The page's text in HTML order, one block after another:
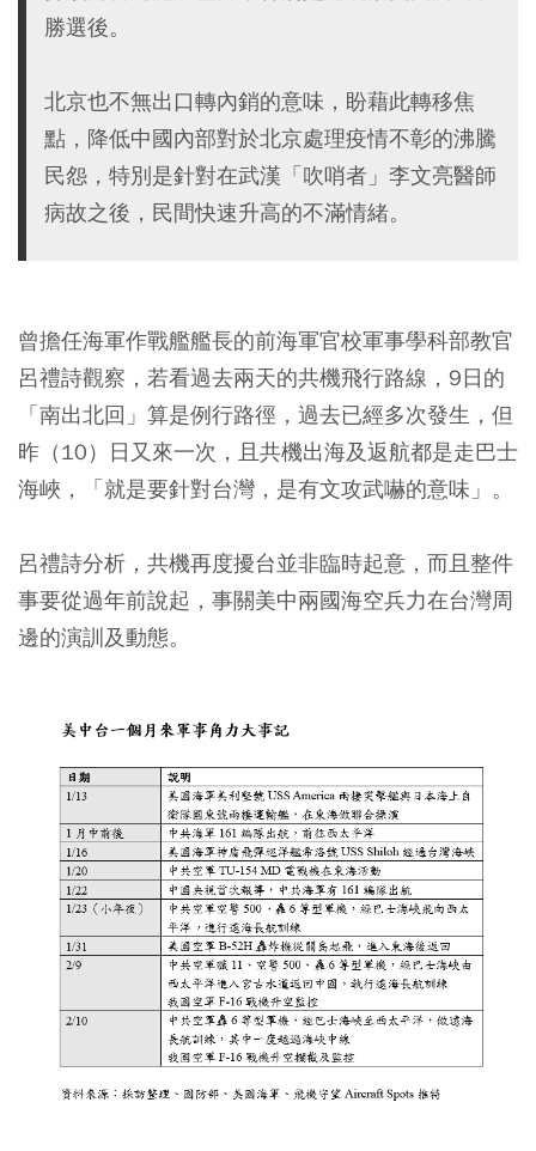
勝選後。
北京也不無出口轉內銷的意味，盼藉此轉移焦
點，降低中國內部對於北京處理疫情不彰的沸騰
民怨，特別是針對在武漢「吹哨者」李文亮醫師
病故之後，民間快速升高的不滿情緒。
曾擔任海軍作戰艦艦長的前海軍官校軍事學科部教官
呂禮詩觀察，若看過去兩天的共機飛行路線，9日的
「南出北回」算是例行路徑，過去已經多次發生，但
昨（10）日又來一次，且共機出海及返航都是走巴士
海峽，「就是要針對台灣，是有文攻武嚇的意味 」。
呂禮詩分析，共機再度擾台並非臨時起意，而且整件
事要從過年前說起，事關美中兩國海空兵力在台灣周
邊的演訓及動態。